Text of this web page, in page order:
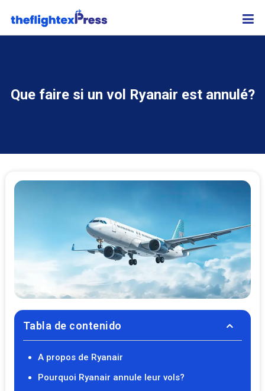
Que faire si un vol Ryanair est annulé?
Tabla de contenido
A propos de Ryanair
Pourquoi Ryanair annule leur vols?